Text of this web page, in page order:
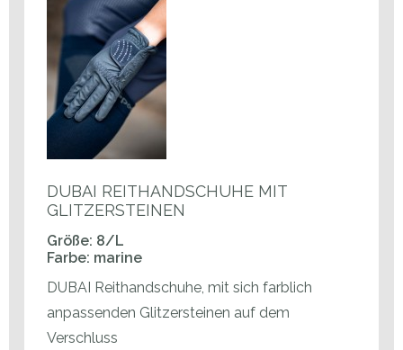
DUBAI REITHANDSCHUHE MIT
GLITZERSTEINEN
Größe: 8/L
Farbe: marine
DUBAI Reithandschuhe, mit sich farblich
anpassenden Glitzersteinen auf dem
Verschluss